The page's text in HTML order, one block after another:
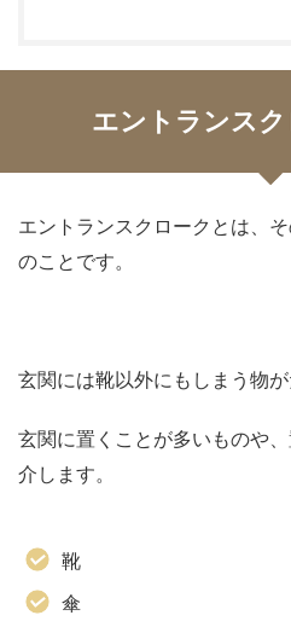
エントランス
エントランスクロークとは、
のことです。
玄関には靴以外にもしまう物が
玄関に置くことが多いものや
介します。
靴
傘